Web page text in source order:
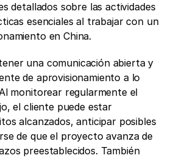
detallados sobre las actividades
esenciales al trabajar con un
en China.
una comunicación abierta y
de aprovisionamiento a lo
monitorear regularmente el
el cliente puede estar
alcanzados, anticipar posibles
de que el proyecto avanza de
preestablecidos. También